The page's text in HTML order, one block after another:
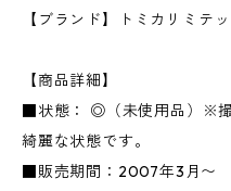
【ブランド】トミカリミテ
【商品詳細】
■状態： ◎（未使用品）※撮
綺麗な状態です。
■販売期間：2007年3月〜